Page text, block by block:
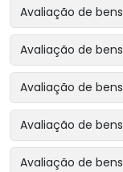
Avaliação de
Avaliação de
Avaliação de
Avaliação de
Avaliação de